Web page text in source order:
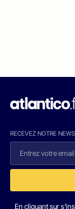
RECEVEZ NOTRE
En cliquant sur